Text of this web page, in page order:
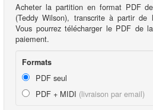
Acheter la partition en format PDF
(Teddy Wilson), transcrite à partir de
Vous pourrez télécharger le PDF de
paiement.
Formats
PDF seul
PDF + MIDI (livraison par email)